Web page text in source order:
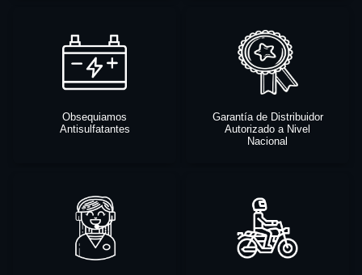
Obsequiamos
Antisulfatantes
Garantía de Distribuidor
Autorizado a Nivel
Nacional